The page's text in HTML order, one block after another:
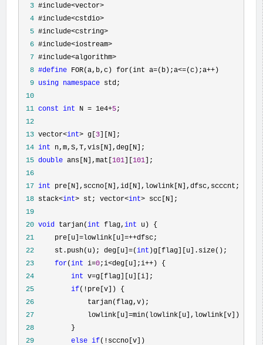
  3
  4
  5
  6
  7
  8
#define
  9
using namespace
10
11 const int N = 1e4+5
12
13 vector<int> g[ 3
14 int
15 double ans[N],mat[ 101 101
16
17 int
18 stack<int> st; vector<int>
19
20 void tarjan(int flag, int
21
     pre[u]=lowlink[u]=++
22
     st.push(u); deg[u]=(
int
23
for(int i=0;i<deg[u];i++
24
int v=
25
if(!
26
27
             lowlink[u]=
28
29
else if(!